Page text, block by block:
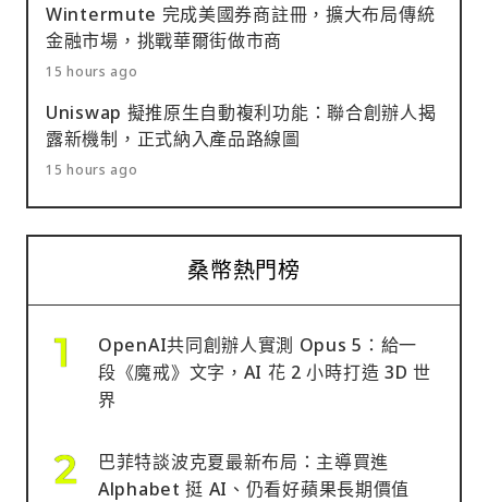
Wintermute 完成美國券商註冊，擴大布局傳統
金融市場，挑戰華爾街做市商
15 hours ago
Uniswap 擬推原生自動複利功能：聯合創辦人揭
露新機制，正式納入產品路線圖
15 hours ago
桑幣熱門榜
OpenAI共同創辦人實測 Opus 5：給一
段《魔戒》文字，AI 花 2 小時打造 3D 世
界
巴菲特談波克夏最新布局：主導買進
Alphabet 挺 AI、仍看好蘋果長期價值